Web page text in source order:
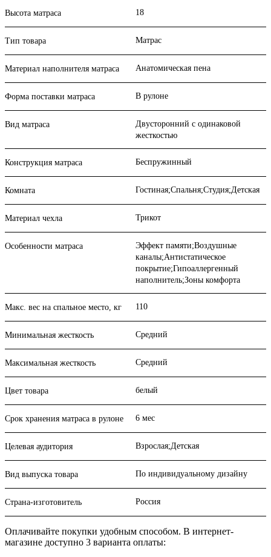
Высота матраса 18
Тип товара Матрас
Материал наполнителя матраса Анатомическая пена
Форма поставки матраса В рулоне
Вид матраса
Двусторонний с одинаковой
жесткостью
Конструкция матраса Беспружинный
Комната Гостиная;Спальня;Студия;Детская
Материал чехла Трикот
Особенности матраса
Эффект памяти;Воздушные
каналы;Антистатическое
покрытие;Гипоаллергенный
наполнитель;Зоны комфорта
Макс. вес на спальное место, кг 110
Минимальная жесткость Средний
Максимальная жесткость Средний
Цвет товара белый
Срок хранения матраса в рулоне 6 мес
Целевая аудитория Взрослая;Детская
Вид выпуска товара По индивидуальному дизайну
Страна-изготовитель Россия
Оплачивайте покупки удобным способом. В интернет-
магазине доступно 3 варианта оплаты: